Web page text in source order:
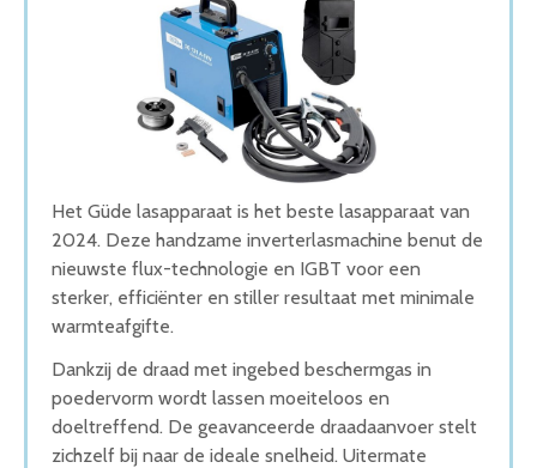
4. FERM Elektrisch lasapparaat
5. Inverter met Digitaal Display
Wat is de beste Lasapparaat van 2026
1. Beste Lasapparaat van 2026
2. Goede Koop Lasapparaat
3. Fijnste Lasapparaat van 2026
4. Beste Budget Lasapparaat van 2026
5. Goede Prijs-Kwaliteit Lasapparaat
Conclusie
Het Güde lasapparaat is het beste lasapparaat van
2024. Deze handzame inverterlasmachine benut de
nieuwste flux-technologie en IGBT voor een
sterker, efficiënter en stiller resultaat met minimale
warmteafgifte.
Dankzij de draad met ingebed beschermgas in
poedervorm wordt lassen moeiteloos en
doeltreffend. De geavanceerde draadaanvoer stelt
zichzelf bij naar de ideale snelheid. Uitermate